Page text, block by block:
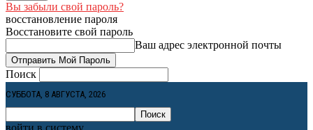
Вы забыли свой пароль?
восстановление пароля
Восстановите свой пароль
Ваш адрес электронной почты
Поиск
СУББОТА, 8 АВГУСТА, 2026
войти в систему